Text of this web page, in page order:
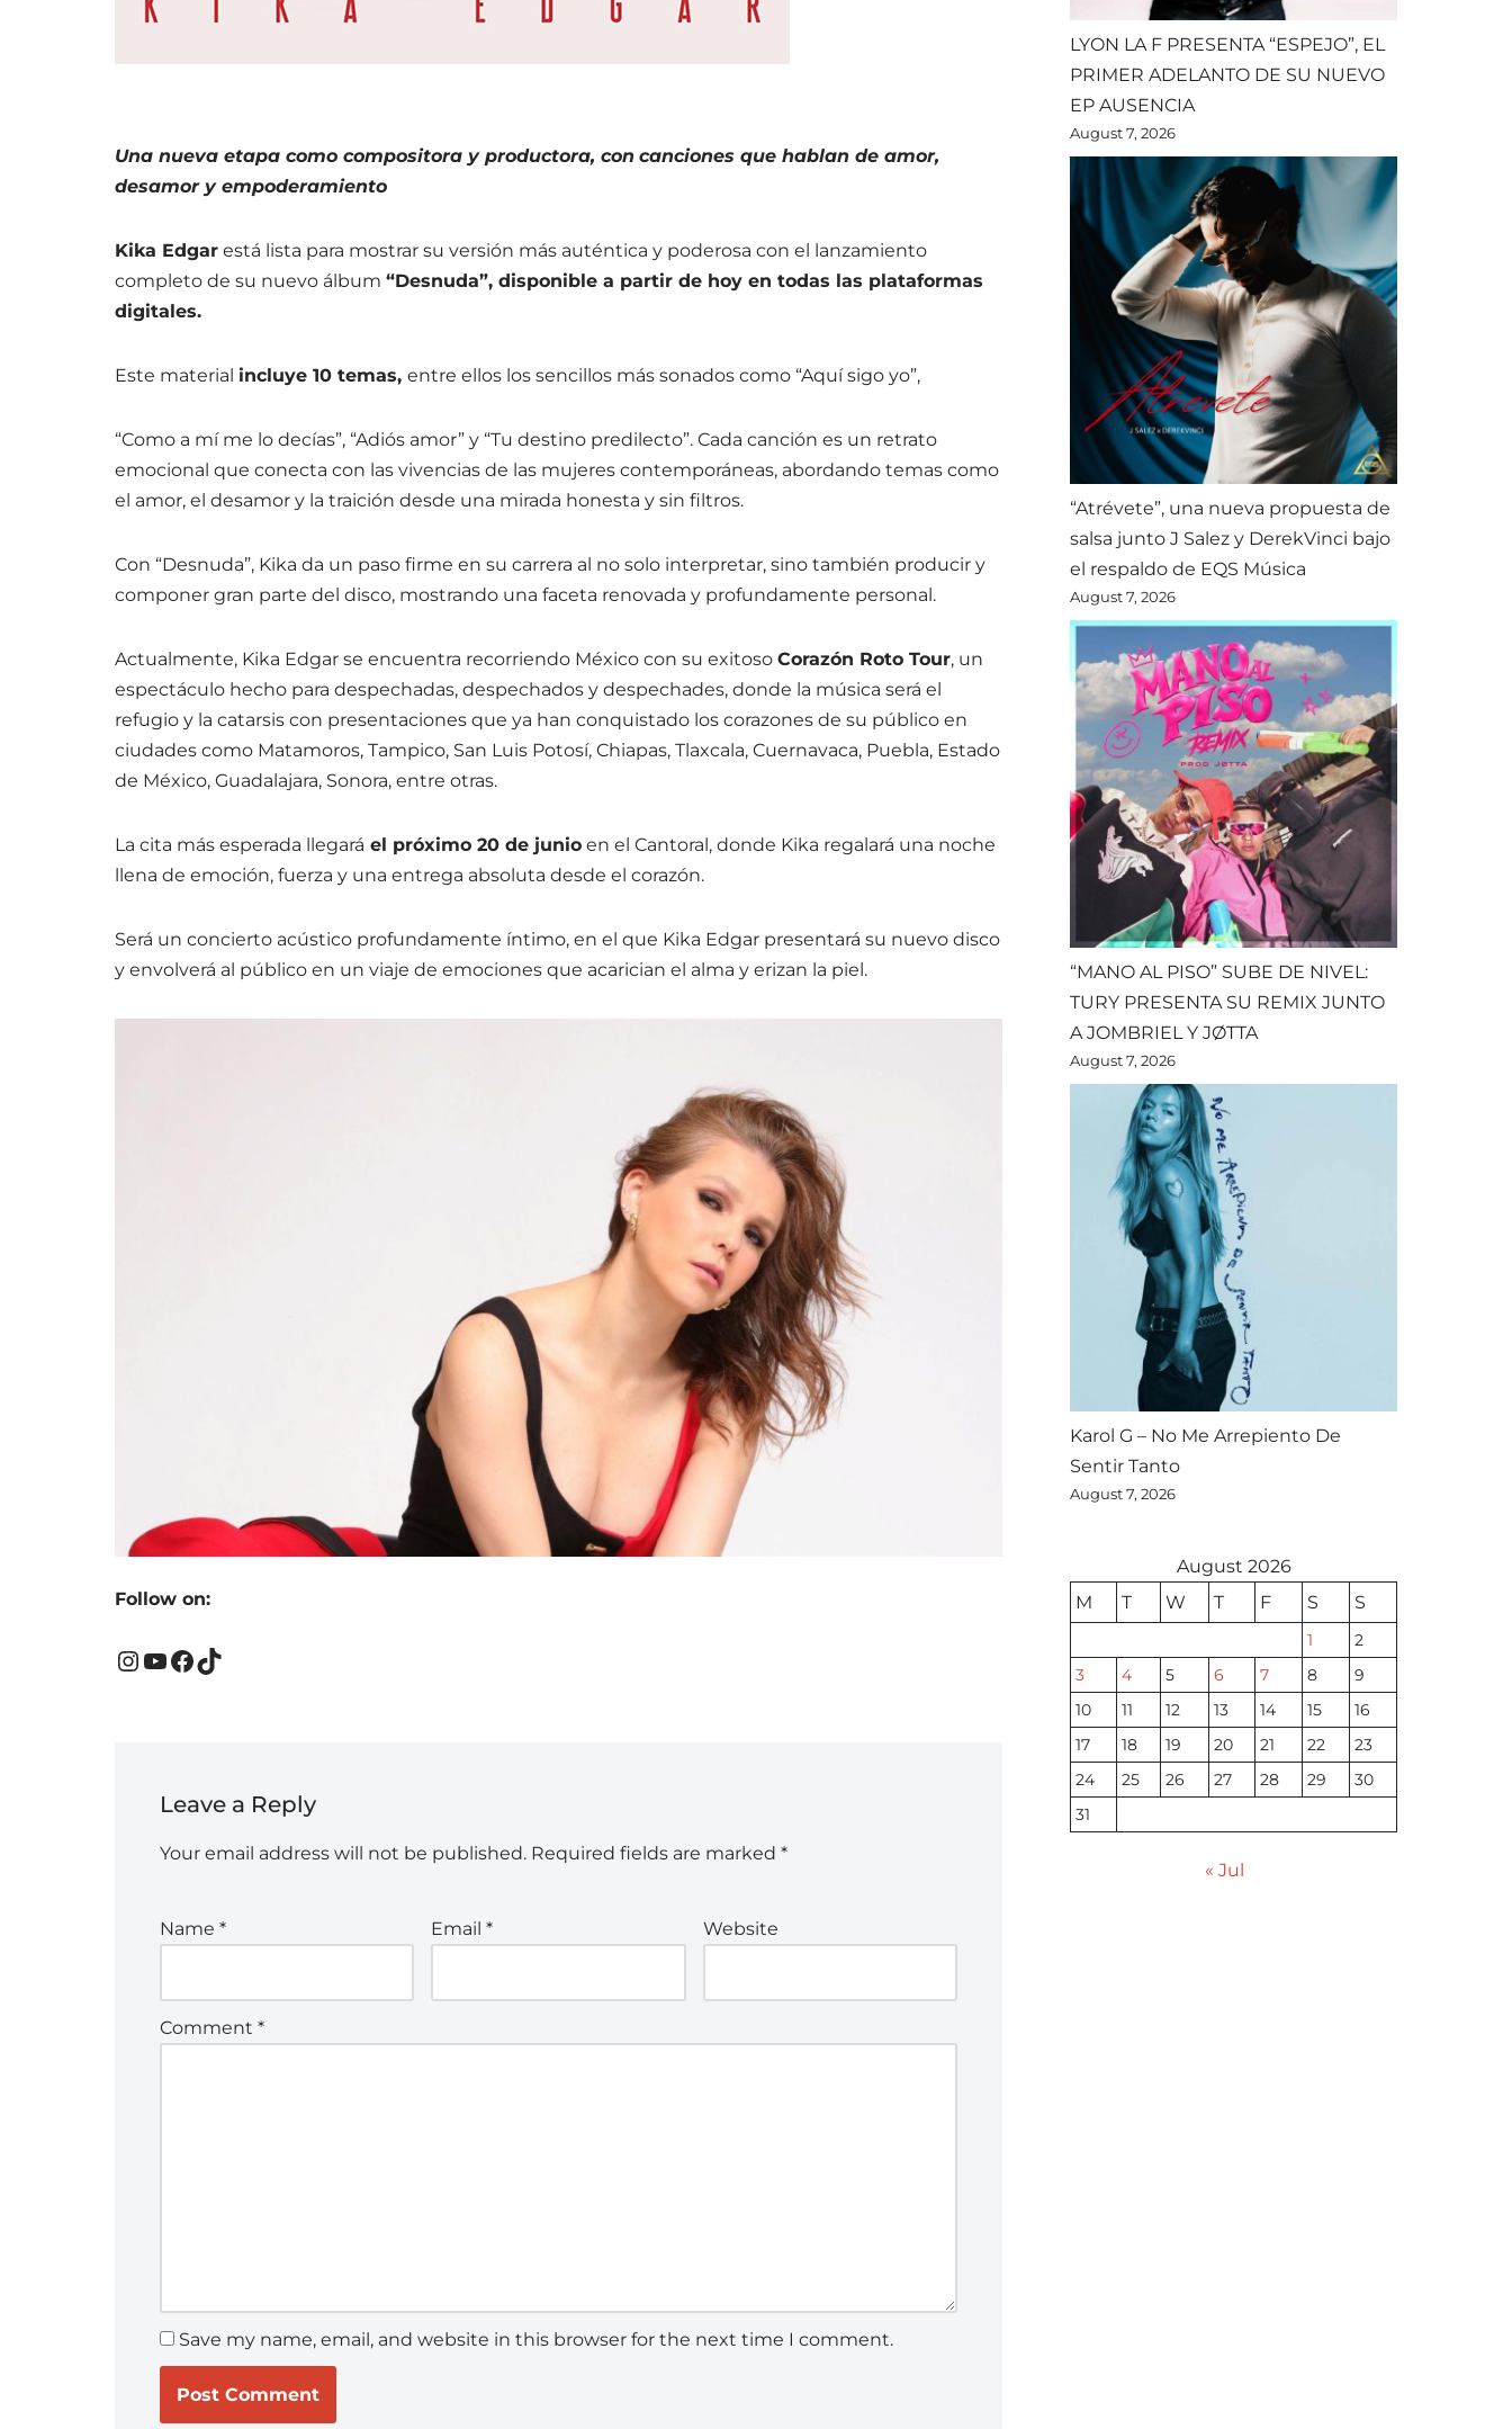
Una nueva etapa como compositora y productora, con canciones que hablan de amor,
desamor y empoderamiento
Kika Edgar está lista para mostrar su versión más auténtica y poderosa con el lanzamiento
completo de su nuevo álbum “Desnuda”, disponible a partir de hoy en todas las plataformas
digitales.
Este material incluye 10 temas, entre ellos los sencillos más sonados como “Aquí sigo yo”,
“Como a mí me lo decías”, “Adiós amor” y “Tu destino predilecto”. Cada canción es un retrato
emocional que conecta con las vivencias de las mujeres contemporáneas, abordando temas como
el amor, el desamor y la traición desde una mirada honesta y sin filtros.
Con “Desnuda”, Kika da un paso firme en su carrera al no solo interpretar, sino también producir y
componer gran parte del disco, mostrando una faceta renovada y profundamente personal.
Actualmente, Kika Edgar se encuentra recorriendo México con su exitoso Corazón Roto Tour, un
espectáculo hecho para despechadas, despechados y despechades, donde la música será el
refugio y la catarsis con presentaciones que ya han conquistado los corazones de su público en
ciudades como Matamoros, Tampico, San Luis Potosí, Chiapas, Tlaxcala, Cuernavaca, Puebla, Estado
de México, Guadalajara, Sonora, entre otras.
La cita más esperada llegará el próximo 20 de junio en el Cantoral, donde Kika regalará una noche
llena de emoción, fuerza y una entrega absoluta desde el corazón.
Será un concierto acústico profundamente íntimo, en el que Kika Edgar presentará su nuevo disco
y envolverá al público en un viaje de emociones que acarician el alma y erizan la piel.
Follow on:
Leave a Reply
Your email address will not be published. Required fields are marked *
Name * Email* Website
Comment *
Save my name, email, and website in this browser for the next time I comment.
LYON LA F PRESENTA “ESPEJO”, EL
PRIMER ADELANTO DE SU NUEVO
EP AUSENCIA
August 7, 2026
“Atrévete”, una nueva propuesta de
salsa junto J Salez y DerekVinci bajo
el respaldo de EQS Música
August 7, 2026
“MANO AL PISO” SUBE DE NIVEL:
TURY PRESENTA SU REMIX JUNTO
A JOMBRIEL Y JØTTA
August 7, 2026
Karol G – No Me Arrepiento De
Sentir Tanto
August 7, 2026
August 2026
M
T W T F S S
1
2
3
4 5 6 7 8
9
10
11 12 13 14 15
16
17
18 19 20 21 22
23
24
25 26 27 28 29
30
31
« Jul